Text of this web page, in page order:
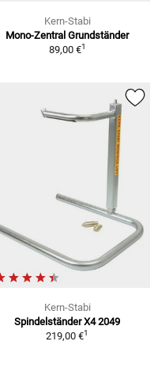
Kern-Stabi
Mono-Zentral Grundständer
89,00 €1
Kern-Stabi
Spindelständer X4 2049
219,00 €1